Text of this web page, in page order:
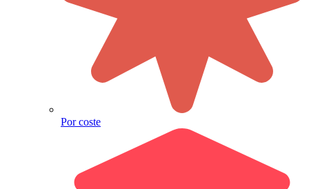
Por coste